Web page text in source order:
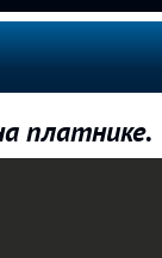
платнике.